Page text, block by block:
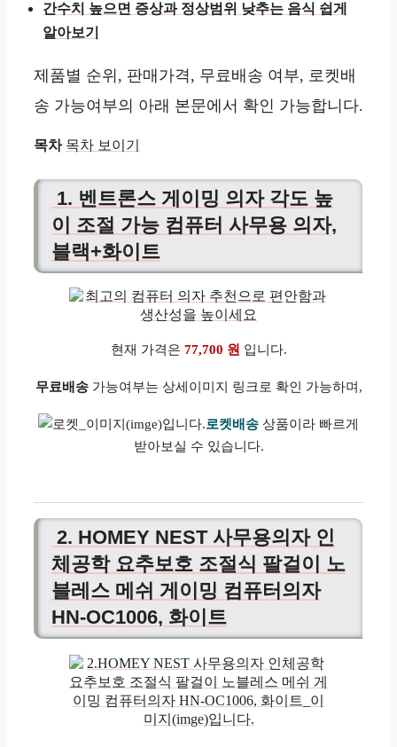
간수치 높으면 증상과 정상범위 낮추는 음식 쉽게
알아보기
제품별 순위, 판매가격, 무료배송 여부, 로켓배
송 가능여부의 아래 본문에서 확인 가능합니다.
목차 목차 보이기
1. 벤트론스 게이밍 의자 각도 높
이 조절 가능 컴퓨터 사무용 의자,
블랙+화이트
현재 가격은 77,700 원 입니다.
무료배송가능여부는 상세이미지 링크로 확인 가능하며,
로켓배송 상품이라 빠르게
받아보실 수 있습니다.
2. HOMEY NEST 사무용의자 인
체공학 요추보호 조절식 팔걸이 노
블레스 메쉬 게이밍 컴퓨터의자
HN-OC1006, 화이트